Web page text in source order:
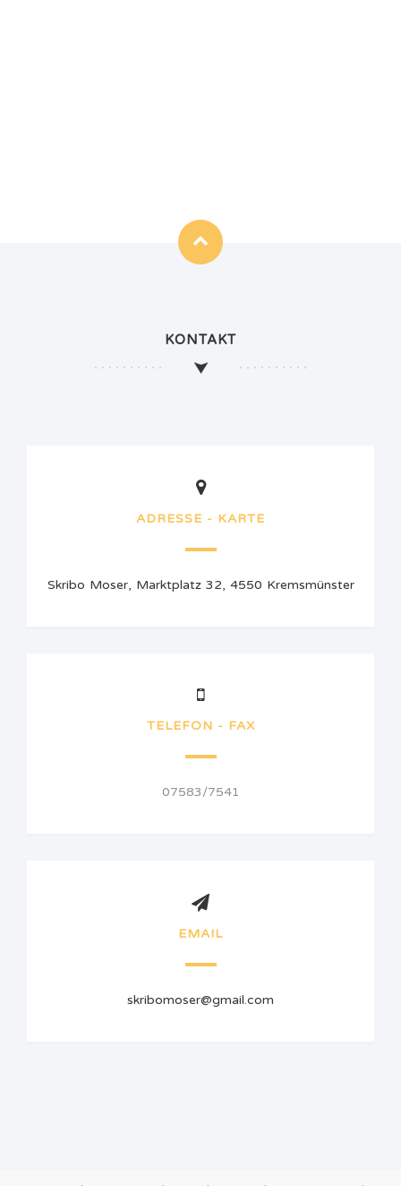
KONTAKT
ADRESSE - KARTE
Skribo Moser, Marktplatz 32, 4550 Kremsmünster
TELEFON - FAX
07583/7541
EMAIL
skribomoser@gmail.com